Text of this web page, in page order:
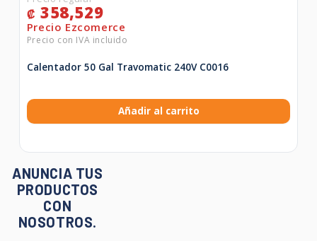
₡ 358,529
Calentador 50 Gal Travomatic 240V C0016
Añadir al carrito
ANUNCIA TUS
PRODUCTOS
CON
NOSOTROS.